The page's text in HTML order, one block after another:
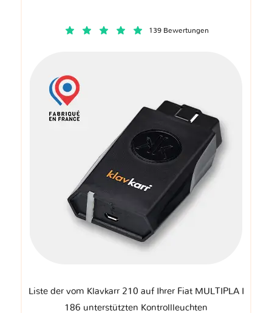
139 Bewertungen
Liste der vom Klavkarr 210 auf Ihrer Fiat MULTIPLA I
186 unterstützten Kontrollleuchten